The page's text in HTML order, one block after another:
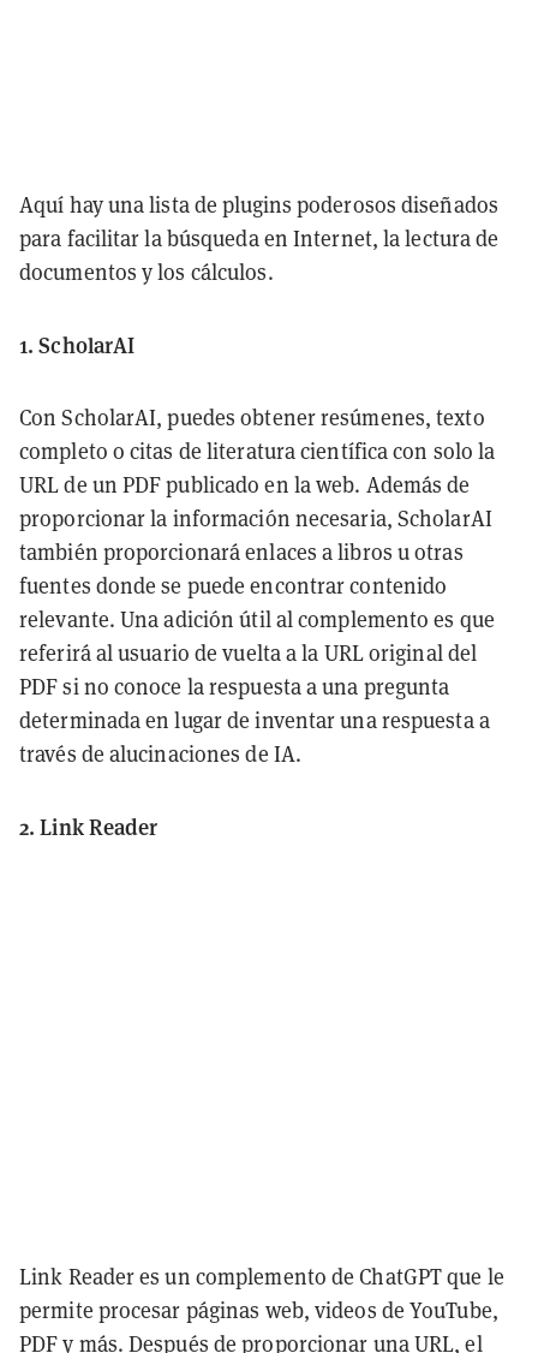
Aquí hay una lista de plugins poderosos diseñados
para facilitar la búsqueda en Internet, la lectura de
documentos y los cálculos.
1. ScholarAI
Con ScholarAI, puedes obtener resúmenes, texto
completo o citas de literatura científica con solo la
URL de un PDF publicado en la web. Además de
proporcionar la información necesaria, ScholarAI
también proporcionará enlaces a libros u otras
fuentes donde se puede encontrar contenido
relevante. Una adición útil al complemento es que
referirá al usuario de vuelta a la URL original del
PDF si no conoce la respuesta a una pregunta
determinada en lugar de inventar una respuesta a
través de alucinaciones de IA.
2. Link Reader
Link Reader es un complemento de ChatGPT que le
permite procesar páginas web, videos de YouTube,
PDF y más. Después de proporcionar una URL, el